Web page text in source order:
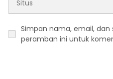
Simpan nama, email, dan
peramban ini untuk